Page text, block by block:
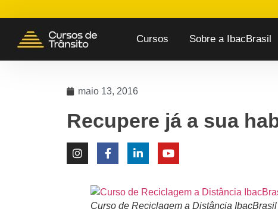
Cursos Sobre a IbacBrasil
maio 13, 2016
Recupere já a sua
Curso de Reciclagem a Distância IbacBrasil